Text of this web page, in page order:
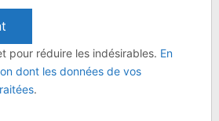
pour réduire les indésirables. En
dont les données de vos
.